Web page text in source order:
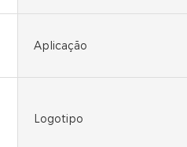
Aplicação
Logotipo